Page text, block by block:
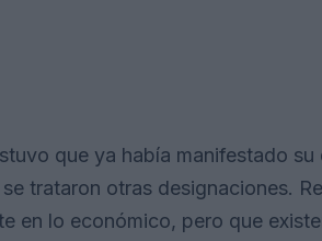
que ya había manifestado su
trataron otras designaciones.
en lo económico, pero que